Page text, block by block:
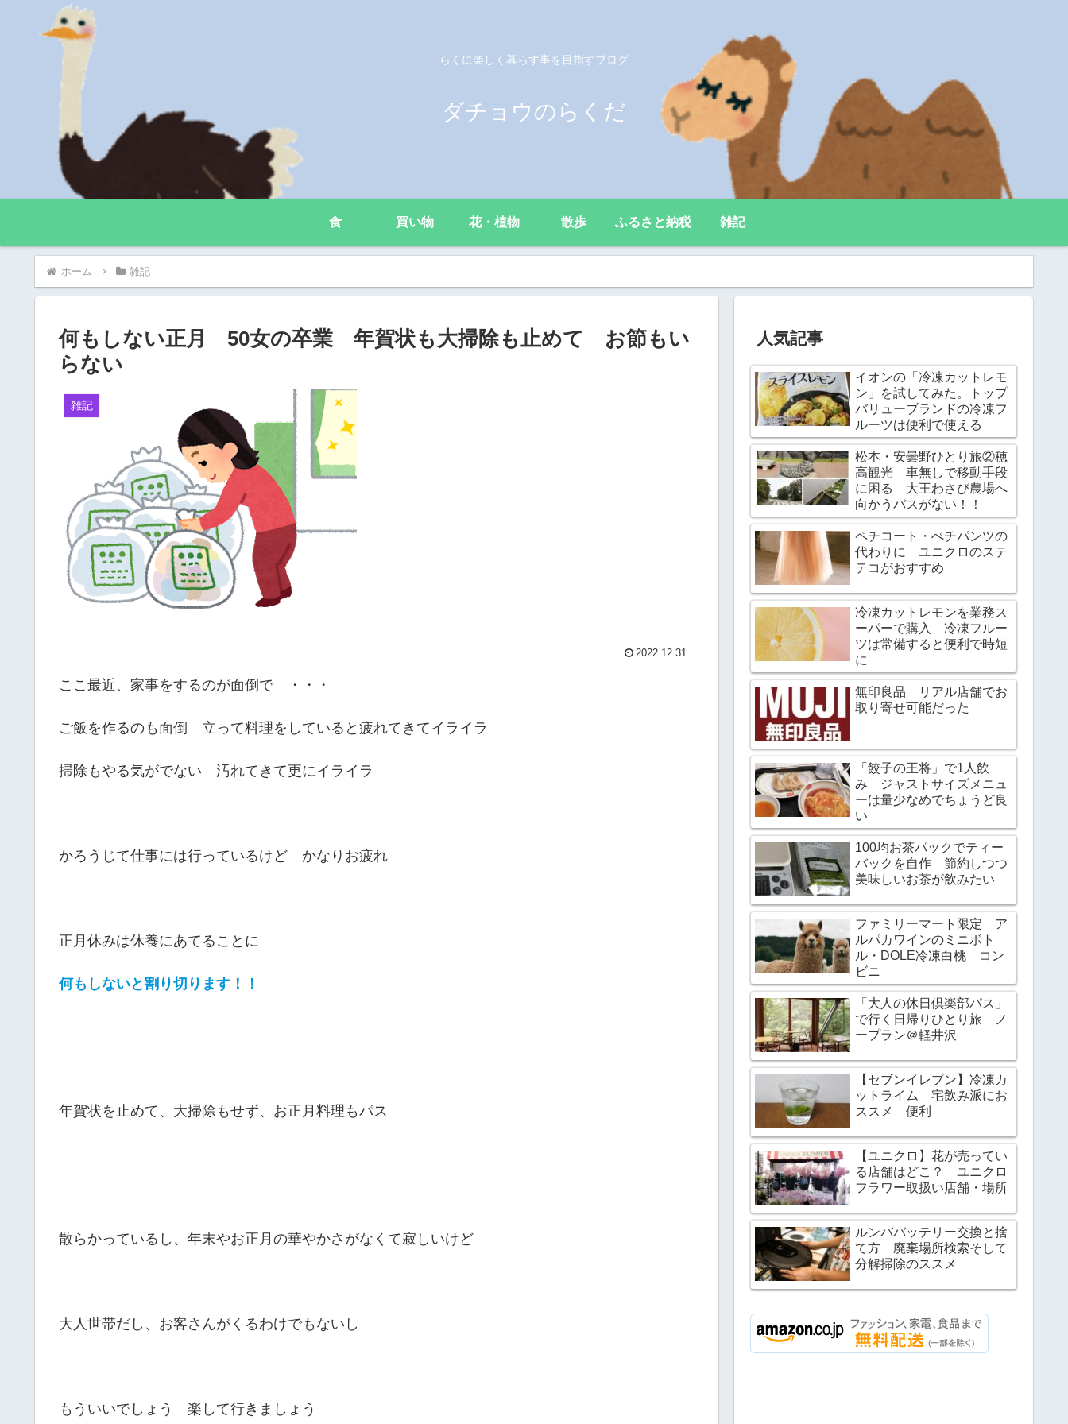
らくに楽しく暮らす事を目指すブログ
ダチョウのらくだ
食 買い物 花・植物 散歩 ふるさと納税 雑記
ホーム 雑記
何もしない正月 50女の卒業 年賀状も大掃除も止めて お節もい
らない
雑記
2022.12.31
ここ最近、家事をするのが面倒で ・・・
ご飯を作るのも面倒 立って料理をしていると疲れてきてイライラ
掃除もやる気がでない 汚れてきて更にイライラ
かろうじて仕事には行っているけど かなりお疲れ
正月休みは休養にあてることに
何もしないと割り切ります！！
年賀状を止めて、大掃除もせず、お正月料理もパス
散らかっているし、年末やお正月の華やかさがなくて寂しいけど
大人世帯だし、お客さんがくるわけでもないし
もういいでしょう 楽して行きましょう
人気記事
イオンの「冷凍カットレモ
ン」を試してみた。トップ
バリューブランドの冷凍フ
ルーツは便利で使える
松本・安曇野ひとり旅②穂
高観光 車無しで移動手段
に困る 大王わさび農場へ
向かうバスがない！！
ペチコート・ぺチパンツの
代わりに ユニクロのステ
テコがおすすめ
冷凍カットレモンを業務ス
ーパーで購入 冷凍フルー
ツは常備すると便利で時短
に
無印良品 リアル店舗でお
取り寄せ可能だった
「餃子の王将」で1人飲
み ジャストサイズメニュ
ーは量少なめでちょうど良
い
100均お茶パックでティー
バックを自作 節約しつつ
美味しいお茶が飲みたい
ファミリーマート限定 ア
ルパカワインのミニボト
ル・DOLE冷凍白桃 コン
ビニ
「大人の休日倶楽部パス」
で行く日帰りひとり旅 ノ
ープラン＠軽井沢
【セブンイレブン】冷凍カ
ットライム 宅飲み派にお
ススメ 便利
【ユニクロ】花が売ってい
る店舗はどこ？ ユニクロ
フラワー取扱い店舗・場所
ルンババッテリー交換と捨
て方 廃棄場所検索そして
分解掃除のススメ